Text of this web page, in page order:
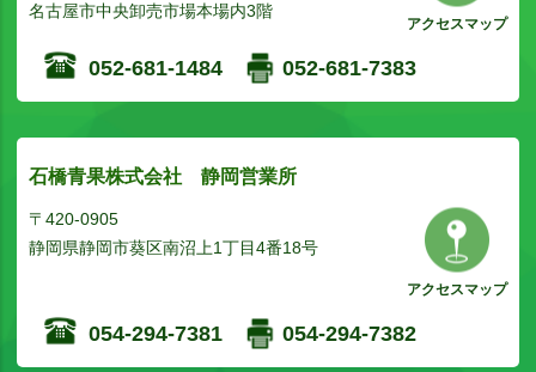
名古屋市中央卸売市場本場内3階
アクセスマップ
052-681-1484 052-681-7383
石橋青果株式会社 静岡営業所
〒420-0905
静岡県静岡市葵区南沼上1丁目4番18号
アクセスマップ
054-294-7381 054-294-7382